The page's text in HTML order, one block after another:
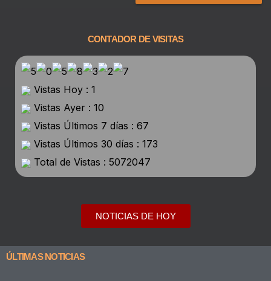
CONTADOR DE VISITAS
Vistas Hoy : 1
Vistas Ayer : 10
Vistas Últimos 7 días : 67
Vistas Últimos 30 días : 173
Total de Vistas : 5072047
NOTICIAS DE HOY
ÚLTIMAS NOTICIAS